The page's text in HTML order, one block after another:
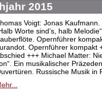
2015
Voigt: Jonas
Worte sind’s, halb
Opernführer
Opernführer kompakt
+++ Michael Matter:
Ein musikalischer
Russische Musik in